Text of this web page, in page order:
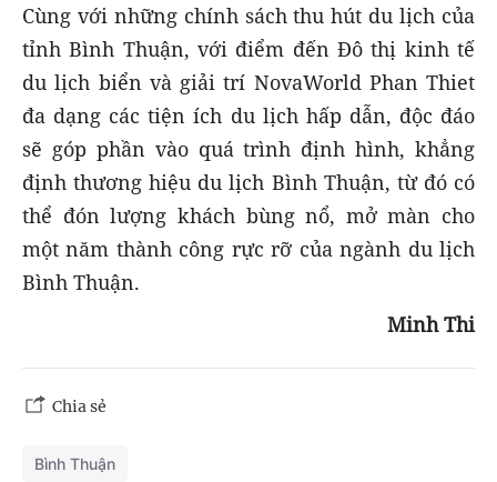
Cùng với những chính sách thu hút du lịch của
tỉnh Bình Thuận, với điểm đến Đô thị kinh tế
du lịch biển và giải trí NovaWorld Phan Thiet
đa dạng các tiện ích du lịch hấp dẫn, độc đáo
sẽ góp phần vào quá trình định hình, khẳng
định thương hiệu du lịch Bình Thuận, từ đó có
thể đón lượng khách bùng nổ, mở màn cho
một năm thành công rực rỡ của ngành du lịch
Bình Thuận.
Minh Thi
Chia sẻ
Bình Thuận